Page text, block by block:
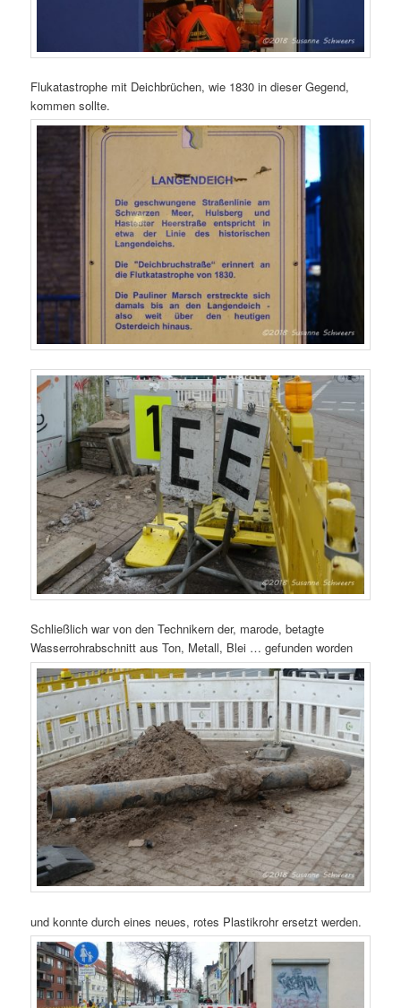
Flukatastrophe mit Deichbrüchen, wie 1830 in dieser Gegend,
kommen sollte.
Schließlich war von den Technikern der, marode, betagte
Wasserrohrabschnitt aus Ton, Metall, Blei … gefunden worden
und konnte durch eines neues, rotes Plastikrohr ersetzt werden.